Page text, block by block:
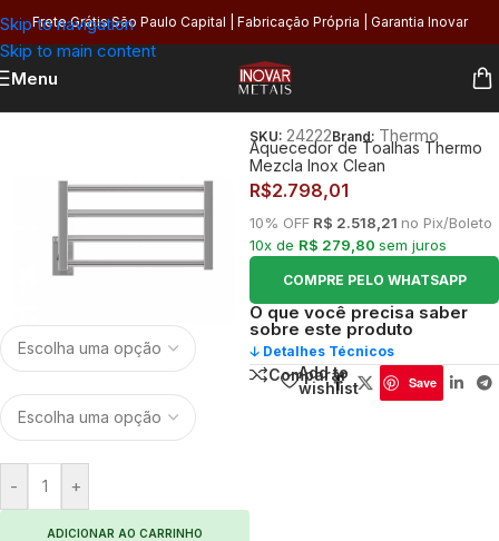
Skip to navigation
Skip to main content
Frete Grátis São Paulo Capital | Fabricação Própria | Garantia Inovar
Menu
- +
ADICIONAR AO CARRINHO
SKU: 24222Brand: Thermo
Aquecedor de Toalhas Thermo
Mezcla Inox Clean
R$2.798,01
10% OFF R$ 2.518,21 no Pix/Boleto
10x de R$ 279,80 sem juros
COMPRE PELO WHATSAPP
O que você precisa saber
sobre este produto
🡣 Detalhes Técnicos
Comparar
Add to
wishlist
Save